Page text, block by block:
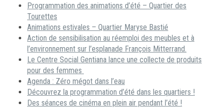
Programmation des animations d’été – Quartier des
Tourettes
Animations estivales – Quartier Maryse Bastié
Action de sensibilisation au réemploi des meubles et à
l’environnement sur l’esplanade François Mitterrand.
Le Centre Social Gentiana lance une collecte de produits
pour des femmes
Agenda : Zéro mégot dans l’eau
Découvrez la programmation d’été dans les quartiers !
Des séances de cinéma en plein air pendant l’été !